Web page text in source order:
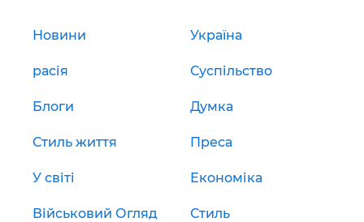
Новини Україна
расія Суспільство
Блоги Думка
Стиль життя Преса
У світі Економіка
Військовий Огляд Стиль